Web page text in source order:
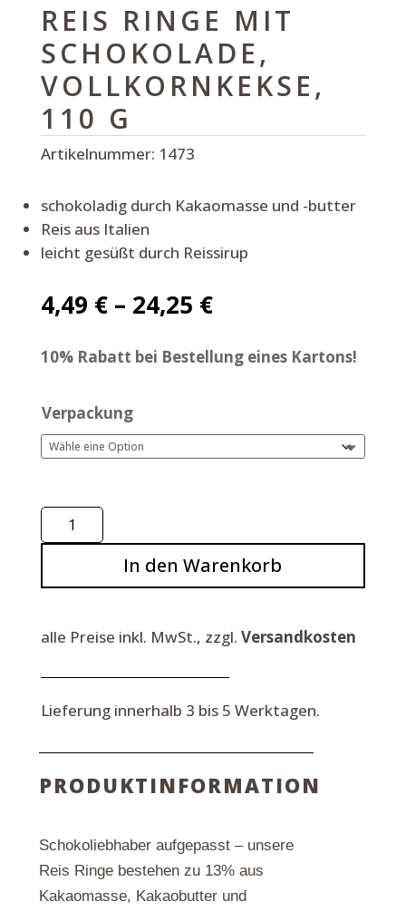
REIS RINGE MIT
SCHOKOLADE,
VOLLKORNKEKSE,
110 G
Artikelnummer: 1473
schokoladig durch Kakaomasse und -butter
Reis aus Italien
leicht gesüßt durch Reissirup
4,49 €– 24,25 €
10% Rabatt bei Bestellung eines Kartons!
Verpackung
Reis
Ringe
Schokolade,
110
In den Warenkorb
alle Preise inkl. MwSt., zzgl. Versandkosten
Lieferung innerhalb 3 bis 5 Werktagen.
PRODUKTINFORMATION
Schokoliebhaber aufgepasst – unsere
Reis Ringe bestehen zu 13% aus
Kakaomasse, Kakaobutter und